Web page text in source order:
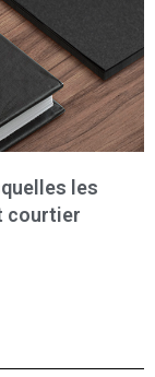
les
courtier